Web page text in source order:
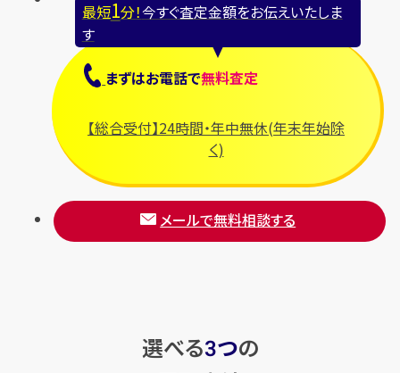
最短1分！今すぐ査定金額をお伝えいたしま
す
まずはお電話で無料査定
【総合受付】24時間・年中無休(年末年始除
く)
メールで無料相談する
選べる3つの